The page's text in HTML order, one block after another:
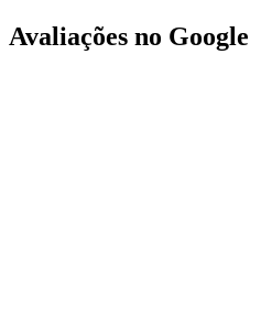
Avaliações no Google